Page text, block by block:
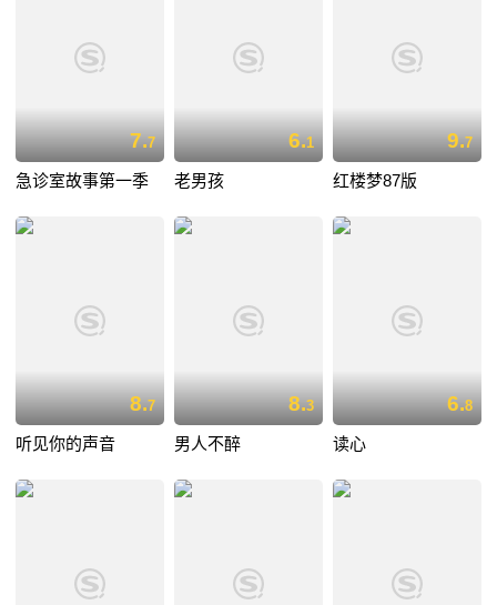
7.7
急诊室故事第一季
6.1
老男孩
9.7
红楼梦87版
8.7
听见你的声音
8.3
男人不醉
6.8
读心